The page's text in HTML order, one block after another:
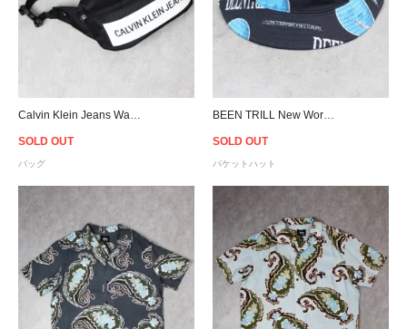
SOLD OUT
バッグ
SOLD OUT
バケットハット